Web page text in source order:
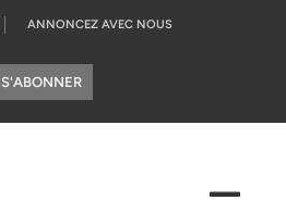
ANNONCEZ AVEC NOUS
S'ABONNER